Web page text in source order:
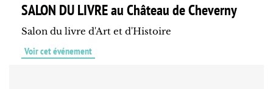
SALON DU LIVRE au Château de Cheverny
Salon du livre d'Art et d'Histoire
Voir cet événement